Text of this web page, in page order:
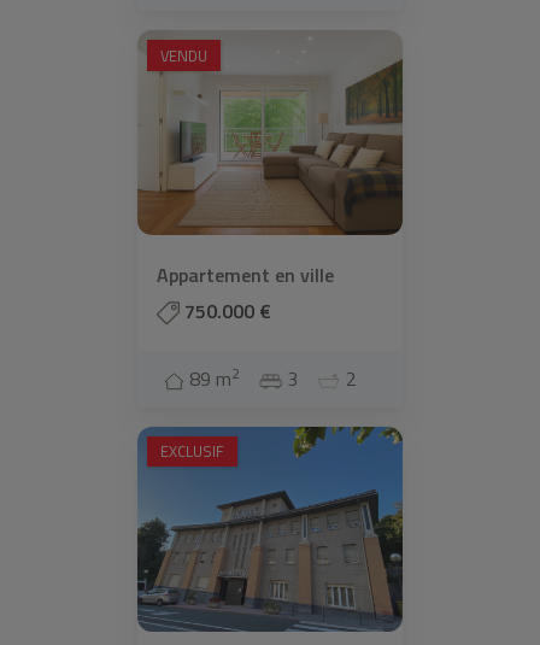
VENDU
Appartement en ville
750.000 €
89 m2 3 2
EXCLUSIF